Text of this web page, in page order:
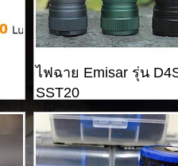
ไฟฉาย Emisar รุ่น
SST20